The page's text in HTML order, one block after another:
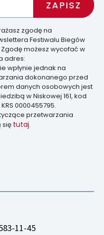
zgodę na
Festiwalu Biegów
możesz wycofać w
adres:
wpłynie jednak na
dokonanego przed
danych osobowych jest
w Niskowej 161, kod
0000455795.
przetwarzania
się tutaj.
11-45